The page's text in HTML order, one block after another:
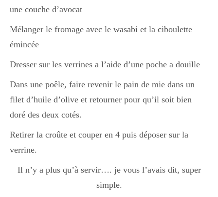
une couche d’avocat
Mélanger le fromage avec le wasabi et la ciboulette
émincée
Dresser sur les verrines a l’aide d’une poche a douille
Dans une poêle, faire revenir le pain de mie dans un
filet d’huile d’olive et retourner pour qu’il soit bien
doré des deux cotés.
Retirer la croûte et couper en 4 puis déposer sur la
verrine.
Il n’y a plus qu’à servir…. je vous l’avais dit, super
simple.